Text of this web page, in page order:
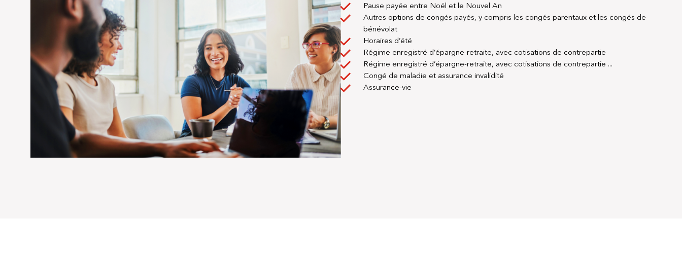
Pause payée entre Noël et le Nouvel An
Autres options de congés payés, y compris les congés parentaux et les congés de
bénévolat
Horaires d’été
Régime enregistré d’épargne-retraite, avec cotisations de contrepartie
Régime enregistré d’épargne-retraite, avec cotisations de contrepartie ...
Congé de maladie et assurance invalidité
Assurance-vie